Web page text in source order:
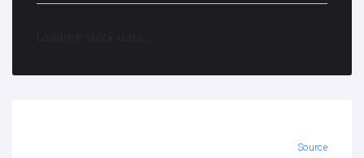
Loading stock data...
Source